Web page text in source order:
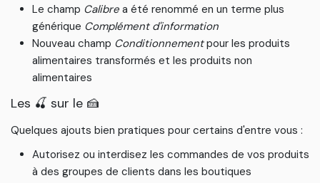
Le champ Calibre a été renommé en un terme plus
générique Complément d'information
Nouveau champ Conditionnementpour les produits
alimentaires transformés et les produits non
alimentaires
Les 🍒 sur le 🍰
Quelques ajouts bien pratiques pour certains d'entre vous :
Autorisez ou interdisez les commandes de vos produits
à des groupes de clients dans les boutiques